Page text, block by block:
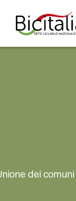
dei